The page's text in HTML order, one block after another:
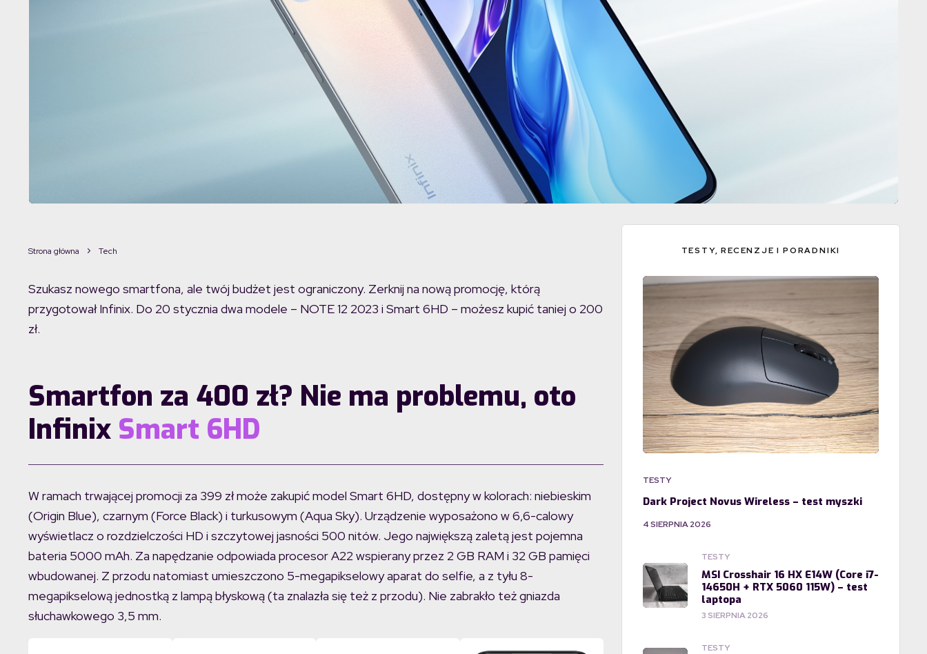
Strona główna Tech
Szukasz nowego smartfona, ale twój budżet jest ograniczony. Zerknij na nową promocję, którą
przygotował Infinix. Do 20 stycznia dwa modele – NOTE 12 2023 i Smart 6HD – możesz kupić taniej o 200
zł.
Smartfon za 400 zł? Nie ma problemu, oto
Infinix Smart 6HD
W ramach trwającej promocji za 399 zł może zakupić model Smart 6HD, dostępny w kolorach: niebieskim
(Origin Blue), czarnym (Force Black) i turkusowym (Aqua Sky). Urządzenie wyposażono w 6,6-calowy
wyświetlacz o rozdzielczości HD i szczytowej jasności 500 nitów. Jego największą zaletą jest pojemna
bateria 5000 mAh. Za napędzanie odpowiada procesor A22 wspierany przez 2 GB RAM i 32 GB pamięci
wbudowanej. Z przodu natomiast umieszczono 5-megapikselowy aparat do selfie, a z tyłu 8-
megapikselową jednostką z lampą błyskową (ta znalazła się też z przodu). Nie zabrakło też gniazda
słuchawkowego 3,5 mm.
TESTY, RECENZJE I PORADNIKI
TESTY
Dark Project Novus Wireless – test myszki
4 SIERPNIA 2026
TESTY
MSI Crosshair 16 HX E14W (Core i7-
14650H + RTX 5060 115W) – test
laptopa
3 SIERPNIA 2026
TESTY